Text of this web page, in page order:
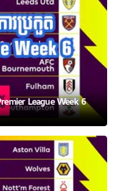
League Week 6